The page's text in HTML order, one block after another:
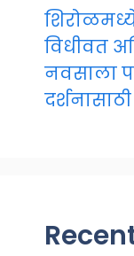
शिरोळमध्ये
विधीवत
नवसाला